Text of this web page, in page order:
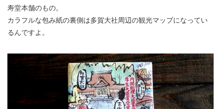
寿堂本舗のもの。
カラフルな包み紙の裏側は多賀大社周辺の観光マップになってい
るんですよ。